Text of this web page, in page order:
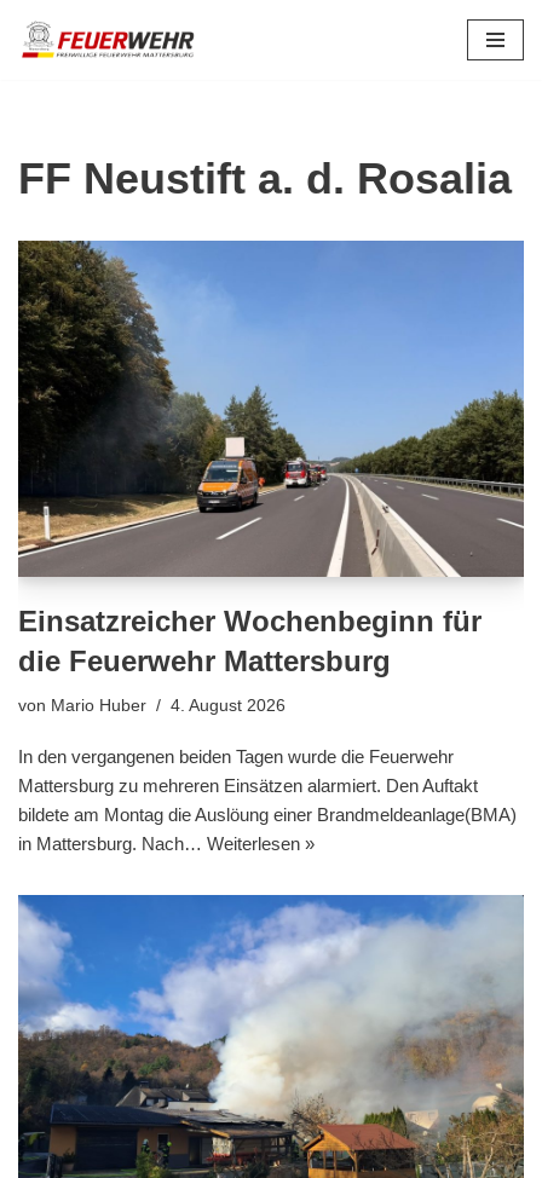
Zum
FF Neustift a. d. Rosalia
Einsatzreicher Wochenbeginn für
die Feuerwehr Mattersburg
von Mario Huber 4. August 2026
In den vergangenen beiden Tagen wurde die Feuerwehr
Mattersburg zu mehreren Einsätzen alarmiert. Den Auftakt
bildete am Montag die Auslöung einer Brandmeldeanlage(BMA)
in Mattersburg. Nach… Weiterlesen »